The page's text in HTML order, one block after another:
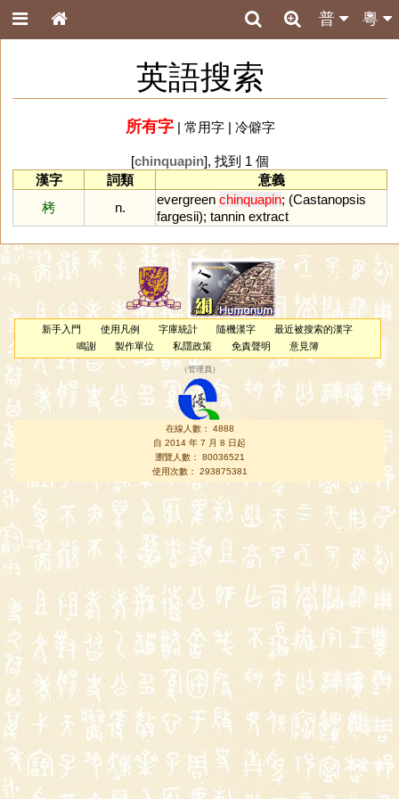
粵
普
英語搜索
所有字| 常用字| 冷僻字
[chinquapin], 找到 1 個
漢字
詞類
意義
栲
n.
evergreen chinquapin; (Castanopsis
fargesii); tannin extract
新手入門 使用凡例 字庫統計 隨機漢字
最近被搜索的漢字
鳴謝
製作單位 私隱政策 免責聲明 意見簿
（管理員 ）
在線人數： 4888
自 2014 年 7 月 8 日起
瀏覽人數： 80036521
使用次數： 293875381